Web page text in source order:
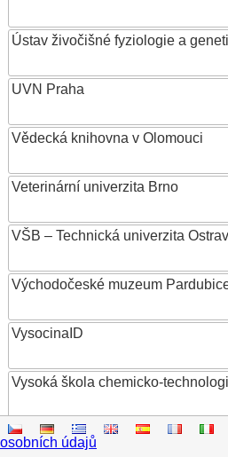
Ústav živočišné fyziologie a
UVN Praha
Vědecká knihovna v Olomouci
Veterinární univerzita Brno
VŠB – Technická univerzita
Východočeské muzeum
VysocinaID
Vysoká škola chemicko-
Vysoká škola ekonomická v Praze
osobních údajů